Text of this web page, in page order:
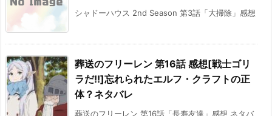
シャドーハウス 2nd Season 第3話「大掃除」感想
葬送のフリーレン 第16話 感想[戦士ゴリ
ラだ!!]忘れられたエルフ・クラフトの正
体？ネタバレ
葬送のフリーレン 第16話「長寿友達」感想 ネタバ